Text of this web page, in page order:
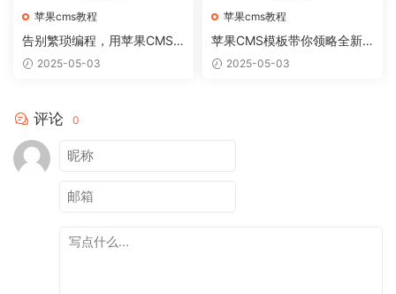
苹果cms教程
告别繁琐编程，用苹果CMS
模板轻松搭建个性网站
2025-05-03
苹果cms教程
苹果CMS模板带你领略全新
网站视觉盛宴
2025-05-03
评论 0